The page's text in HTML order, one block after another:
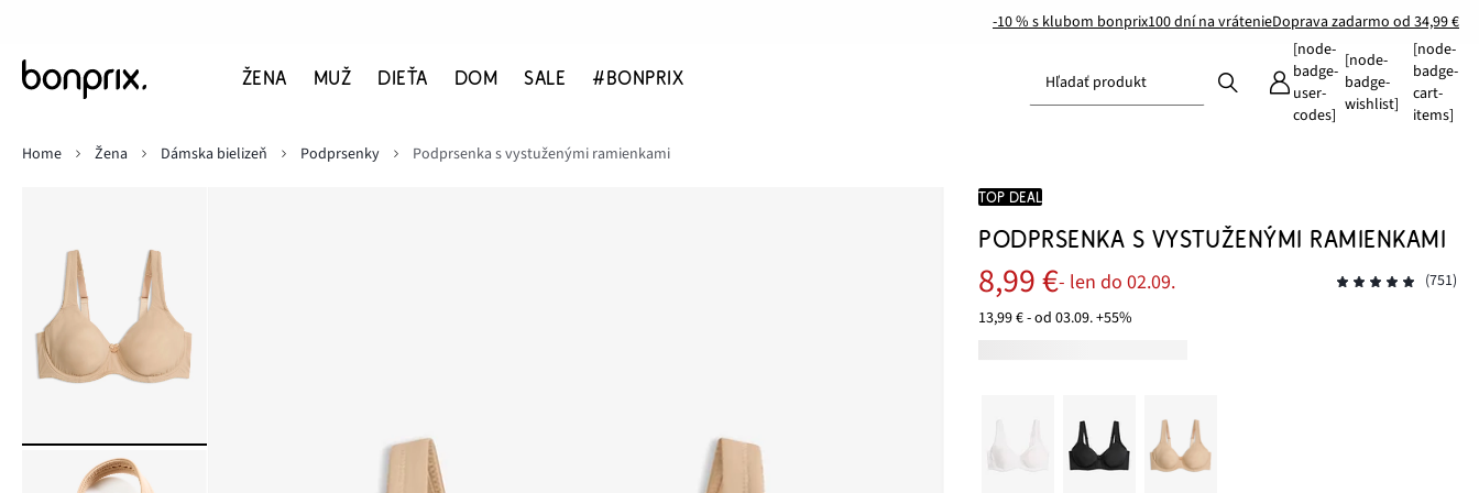
-10 % s klubom bonprix100 dní na vrátenieDoprava zadarmo od 34,99 €
ŽENA MUŽ DIEŤA DOM SALE #BONPRIX Hľadať produkt
[node-
badge-
user-
codes]
[node-
badge-
wishlist]
[node-
badge-
cart-
items]
Home
Žena Dámska bielizeň Podprsenky Podprsenka s vystuženými ramienkami
TOP DEAL
PODPRSENKA S VYSTUŽENÝMI RAMIENKAMI
8,99 €- len do 02.09.
(751)
13,99 € - od 03.09. +55%